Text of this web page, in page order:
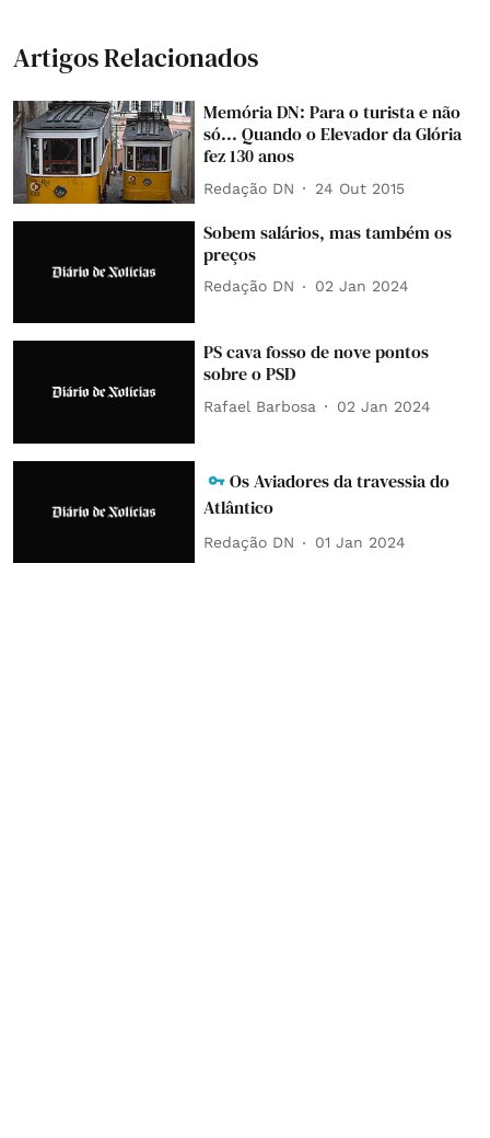
Artigos Relacionados
Memória DN: Para o turista e não
só... Quando o Elevador da Glória
fez 130 anos
Redação DN 24 Out 2015
Sobem salários, mas também os
preços
Redação DN 02 Jan 2024
PS cava fosso de nove pontos
sobre o PSD
Rafael Barbosa 02 Jan 2024
Os Aviadores da travessia do
Atlântico
Redação DN 01 Jan 2024